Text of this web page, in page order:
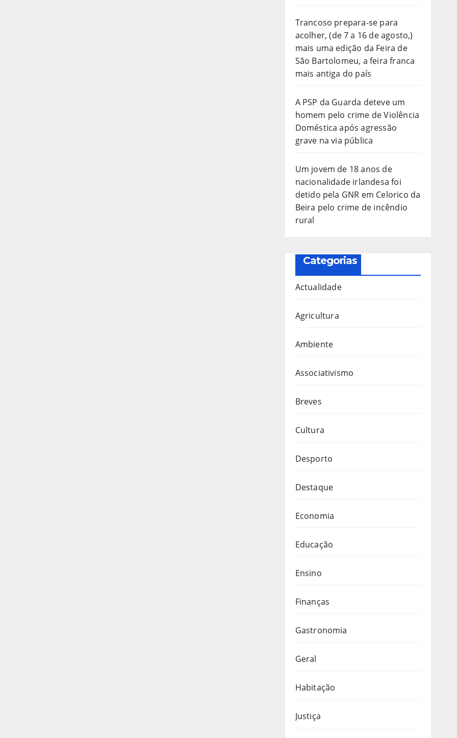
Trancoso prepara-se para
acolher, (de 7 a 16 de agosto,)
mais uma edição da Feira de
São Bartolomeu, a feira franca
mais antiga do país
A PSP da Guarda deteve um
homem pelo crime de Violência
Doméstica após agressão
grave na via pública
Um jovem de 18 anos de
nacionalidade irlandesa foi
detido pela GNR em Celorico da
Beira pelo crime de incêndio
rural
Categorias
Actualidade
Agricultura
Ambiente
Associativismo
Breves
Cultura
Desporto
Destaque
Economia
Educação
Ensino
Finanças
Gastronomia
Geral
Habitação
Justiça